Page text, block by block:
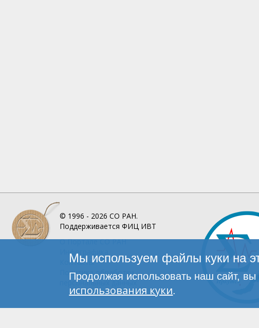
© 1996 - 2026 СО РАН.
Поддерживается ФИЦ ИВТ
О ПорталеСО РАН
Инфографика
Контакты
Политика обработки
персональных данных
Мы используем файлы куки на
Продолжая использовать наш сайт, вы
использования куки.